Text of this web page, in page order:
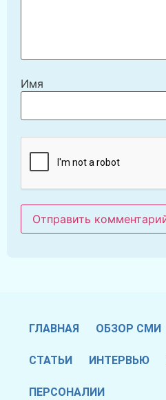
Имя
ГЛАВНАЯ ОБЗОР СМИ
СТАТЬИ ИНТЕРВЬЮ
ПЕРСОНАЛИИ